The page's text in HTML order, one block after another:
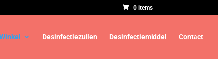
0 items
Winkel Desinfectiezuilen Desinfectiemiddel Contact